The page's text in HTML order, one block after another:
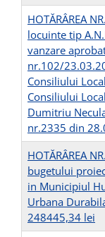
HOTĂRÂREA
locuinte tip
vanzare
nr.102/
Consiliului
Consiliului
Dumitriu
nr.2335 din
HOTĂRÂREA
bugetului
in Municipiul
Urbana
248445,34 lei